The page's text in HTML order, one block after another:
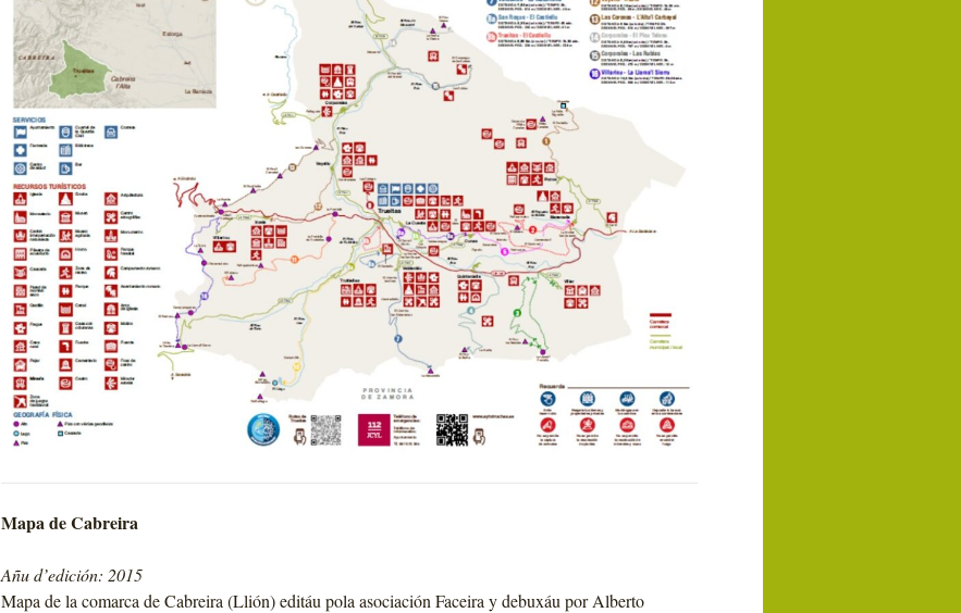
Mapa de Cabreira
Añu d’edición: 2015
Mapa de la comarca de Cabreira (Llión) editáu pola asociación Faceira y debuxáu por Alberto